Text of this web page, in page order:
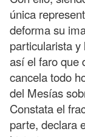
única
deforma su
particularista
así el faro que
cancela todo
del Mesías
Constata el
parte, declara